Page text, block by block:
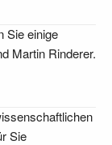
Sie einige
Martin Rinderer.
Sie